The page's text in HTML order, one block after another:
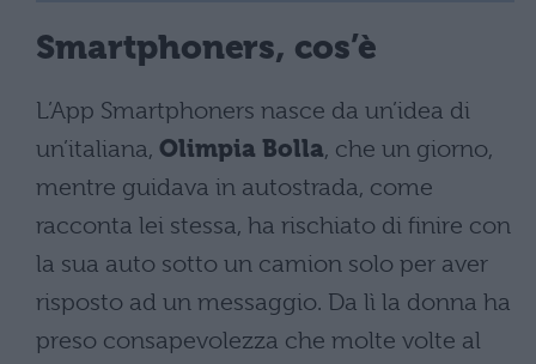
Smartphoners, cos’è
L’App Smartphoners nasce da un’idea di
un’italiana, Olimpia Bolla, che un giorno,
mentre guidava in autostrada, come
racconta lei stessa, ha rischiato di finire con
la sua auto sotto un camion solo per aver
risposto ad un messaggio. Da lì la donna ha
preso consapevolezza che molte volte al